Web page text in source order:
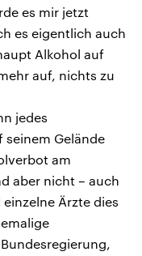
es mir jetzt
es eigentlich auch
Alkohol auf
auf, nichts zu
jedes
Gelände
am
aber nicht – auch
Ärzte dies